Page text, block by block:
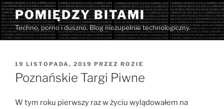
Przejdź
do
treści
POMIĘDZY BITAMI
Techno, porno i duszno. Blog niezupełnie technologiczny.
OPUBLIKOWANE
W
19 LISTOPADA, 2019 PRZEZ ROZIE
Poznańskie Targi Piwne
W tym roku pierwszy raz w życiu wylądowałem na